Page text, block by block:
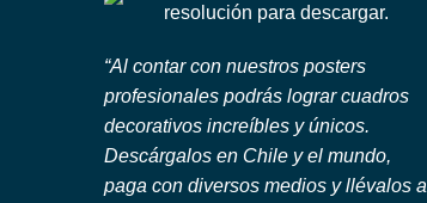
resolución para descargar.
“Al contar con nuestros posters
profesionales podrás lograr cuadros
decorativos increíbles y únicos.
Descárgalos en Chile y el mundo,
paga con diversos medios y llévalos a